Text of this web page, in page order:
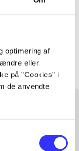
optimering af
eller
på ”Cookies” i
de anvendte